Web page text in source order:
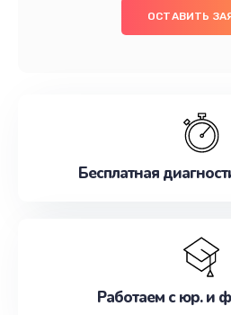
ОСТАВИТЬ
Бесплатная
Работаем с юр. и